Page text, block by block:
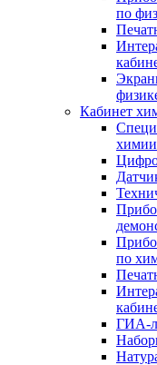
по
Кабинет
химии
по
ГИА-